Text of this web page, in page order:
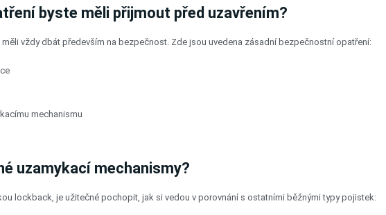
byste měli přijmout před uzavřením?
vždy dbát především na bezpečnost. Zde jsou uvedena zásadní bezpečnostní opatření:
mechanismu
uzamykací mechanismy?
lockback, je užitečné pochopit, jak si vedou v porovnání s ostatními běžnými typy pojistek: